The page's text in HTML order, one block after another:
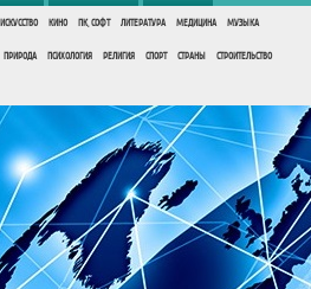
ИСКУССТВО КИНО ПК, СОФТ ЛИТЕРАТУРА МЕДИЦИНА МУЗЫКА
ПРИРОДА ПСИХОЛОГИЯ РЕЛИГИЯ СПОРТ СТРАНЫ СТРОИТЕЛЬСТВО